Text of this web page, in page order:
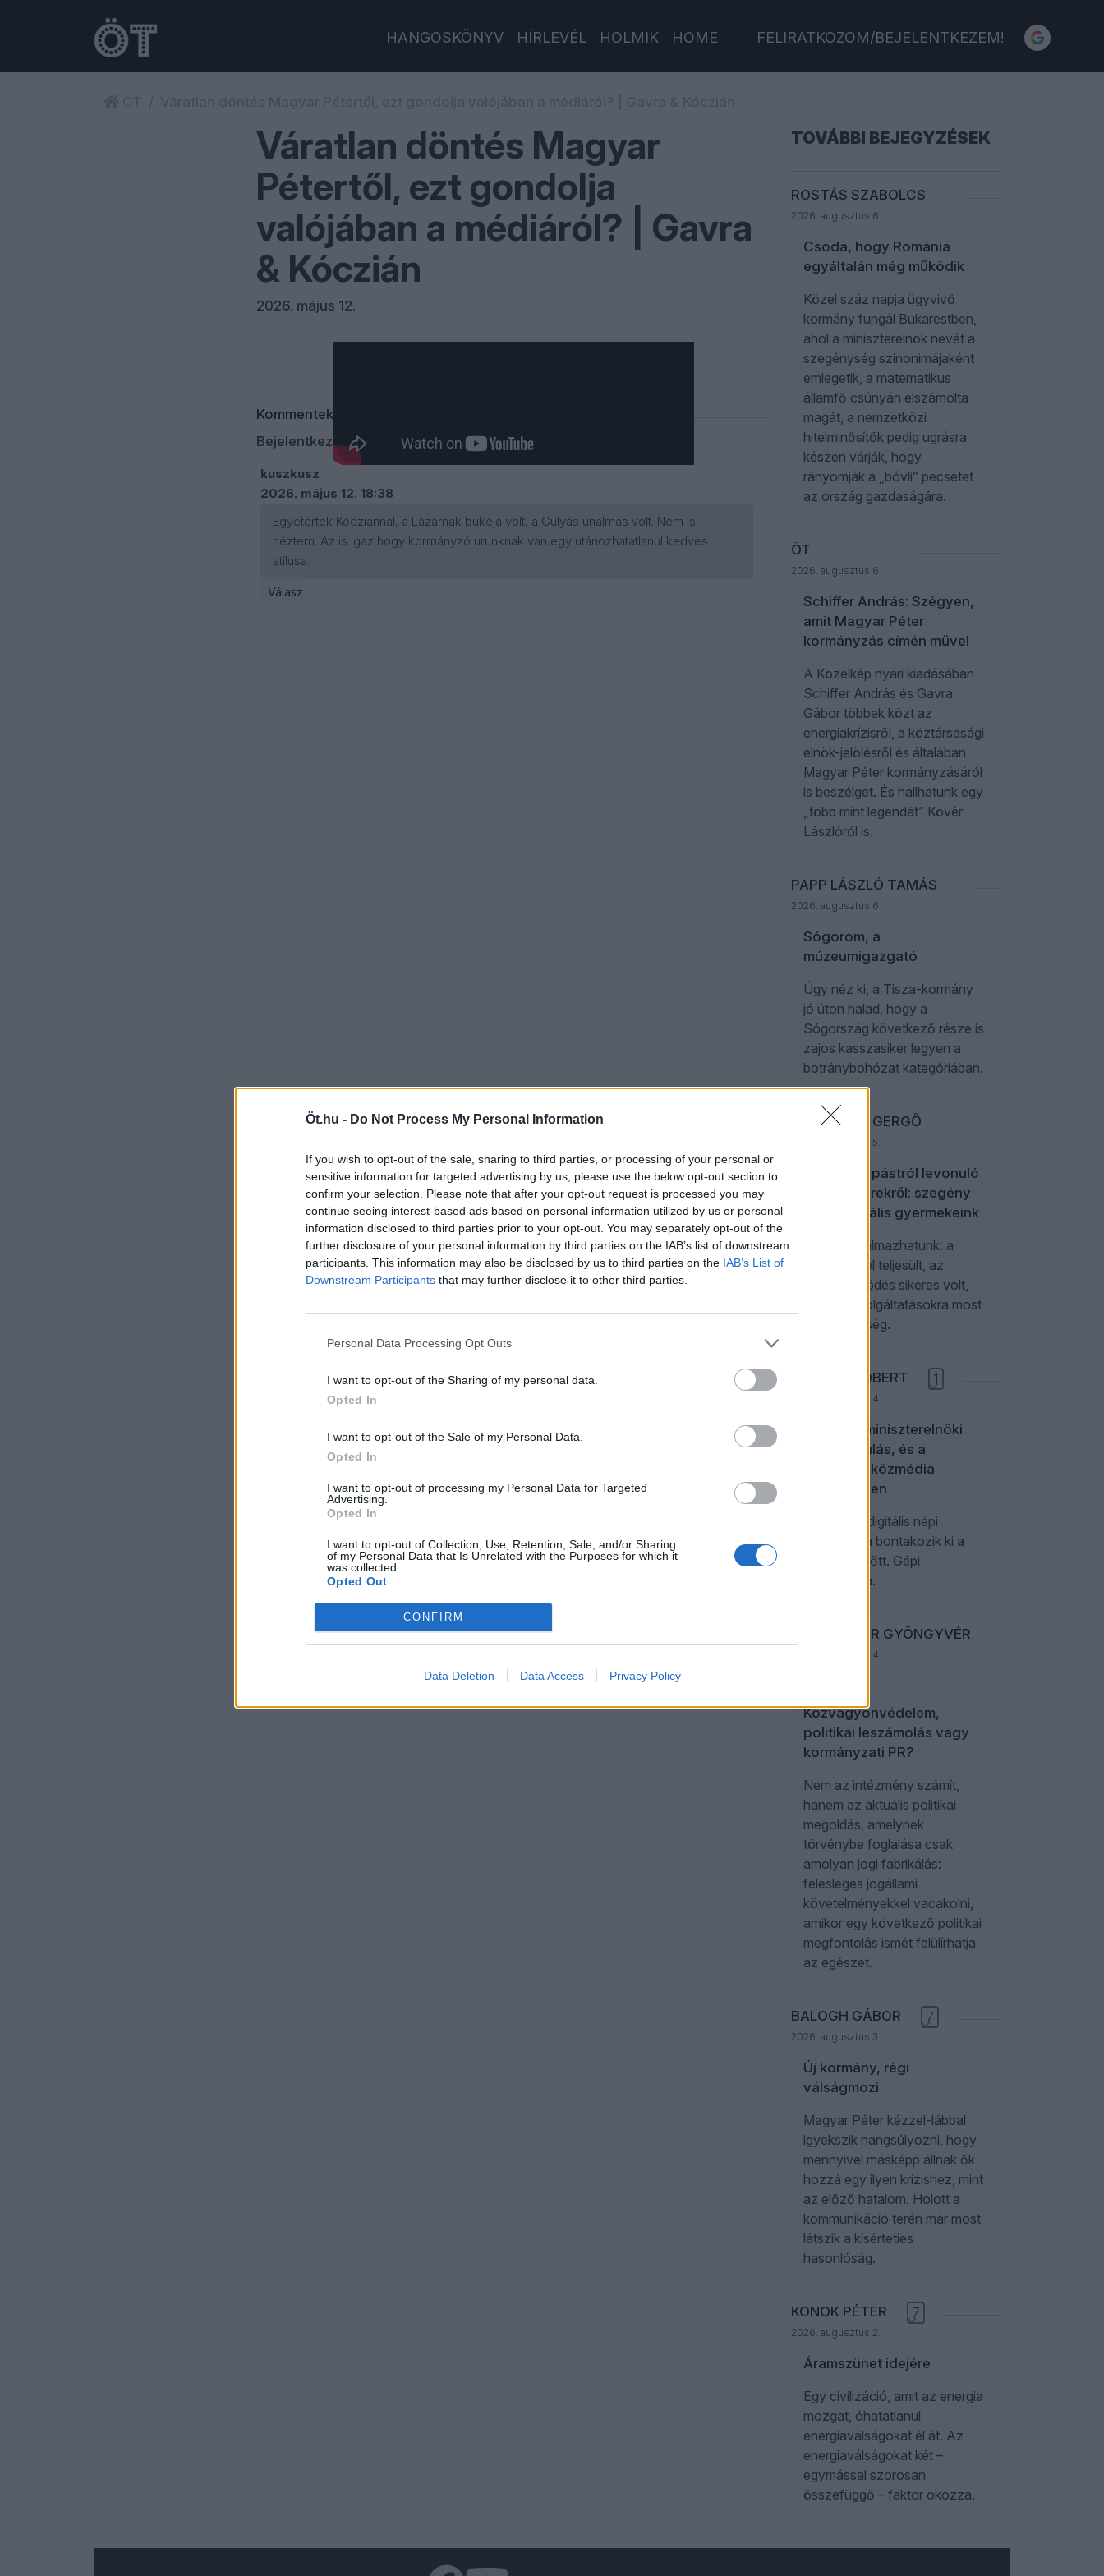
Öt.hu - Do Not Process My Personal Information
If you wish to opt-out of the sale, sharing to third parties, or processing of your personal or
sensitive information for targeted advertising by us, please use the below opt-out section to
confirm your selection. Please note that after your opt-out request is processed you may
continue seeing interest-based ads based on personal information utilized by us or personal
information disclosed to third parties prior to your opt-out. You may separately opt-out of the
further disclosure of your personal information by third parties on the IAB’s list of downstream
participants. This information may also be disclosed by us to third parties on the IAB’s List of
Downstream Participants that may further disclose it to other third parties.
Personal Data Processing Opt Outs
I want to opt-out of the Sharing of my personal data.
Opted In
I want to opt-out of the Sale of my Personal Data.
Opted In
I want to opt-out of processing my Personal Data for Targeted
Advertising.
Opted In
I want to opt-out of Collection, Use, Retention, Sale, and/or Sharing
of my Personal Data that Is Unrelated with the Purposes for which it
was collected.
Opted Out
CONFIRM
Data Deletion Data Access Privacy Policy
HANGOSKÖNYV HÍRLEVÉL HOLMIK HOME FELIRATKOZOM/BEJELENTKEZEM!
Váratlan döntés Magyar
Pétertől, ezt gondolja
valójában a médiáról? | Gavra
& Kóczián
2026. május 12.
Kommentek
Bejelentkezés
kuszkusz
2026. május 12. 18:38
Egyetértek Kócziánnal, a Lázárnak bukéja volt, a Gulyás unalmas volt. Nem is
néztem. Az is igaz hogy kormányzó urunknak van egy utánozhatatlanul kedves
stílusa.
Válasz
TOVÁBBI BEJEGYZÉSEK
ROSTÁS SZABOLCS
2026. augusztus 6.
Csoda, hogy Románia
egyáltalán még működik
Közel száz napja ügyvivő
kormány fungál Bukarestben,
ahol a miniszterelnök nevét a
szegénység szinonimájaként
emlegetik, a matematikus
államfő csúnyán elszámolta
magát, a nemzetközi
hitelminősítők pedig ugrásra
készen várják, hogy
rányomják a „bóvli” pecsétet
az ország gazdaságára.
ÖT
2026. augusztus 6.
Schiffer András: Szégyen,
amit Magyar Péter
kormányzás címén művel
A Közelkép nyári kiadásában
Schiffer András és Gavra
Gábor többek közt az
energiakrízisről, a köztársasági
elnök-jelölésről és általában
Magyar Péter kormányzásáról
is beszélget. És hallhatunk egy
„több mint legendát” Kövér
Lászlóról is.
PAPP LÁSZLÓ TAMÁS
2026. augusztus 6.
Sógorom, a
múzeumigazgató
Úgy néz ki, a Tisza-kormány
jó úton halad, hogy a
Sógország következő része is
zajos kasszasiker legyen a
botránybohózat kategóriában.
NEFELEJCS GERGŐ
2026. augusztus 5.
A politikai pástról levonuló
influenszerekről: szegény
paraszociális gyermekeink
Úgy is fogalmazhatunk: a
kampánycél teljesült, az
együttműködés sikeres volt,
további szolgáltatásokra most
nincs szükség.
NÉMETH RÓBERT
2026. augusztus 4.
1
Elég egy miniszterelnöki
odamordulás, és a
független közmédia
összerezzen
Valamiféle digitális népi
demokrácia bontakozik ki a
szemünk előtt. Gépi
demokrácia.
SCHILLINGER GYÖNGYVÉR
2026. augusztus 4.
Közvagyonvédelem,
politikai leszámolás vagy
kormányzati PR?
Nem az intézmény számít,
hanem az aktuális politikai
megoldás, amelynek
törvénybe foglalása csak
amolyan jogi fabrikálás:
felesleges jogállami
követelményekkel vacakolni,
amikor egy következő politikai
megfontolás ismét felülírhatja
az egészet.
BALOGH GÁBOR
2026. augusztus 3.
7
Új kormány, régi
válságmozi
Magyar Péter kézzel-lábbal
igyekszik hangsúlyozni, hogy
mennyivel másképp állnak ők
hozzá egy ilyen krízishez, mint
az előző hatalom. Holott a
kommunikáció terén már most
látszik a kísérteties
hasonlóság.
KONOK PÉTER
2026. augusztus 2.
7
Áramszünet idejére
Egy civilizáció, amit az energia
mozgat, óhatatlanul
energiaválságokat él át. Az
energiaválságokat két –
egymással szorosan
összefüggő – faktor okozza.